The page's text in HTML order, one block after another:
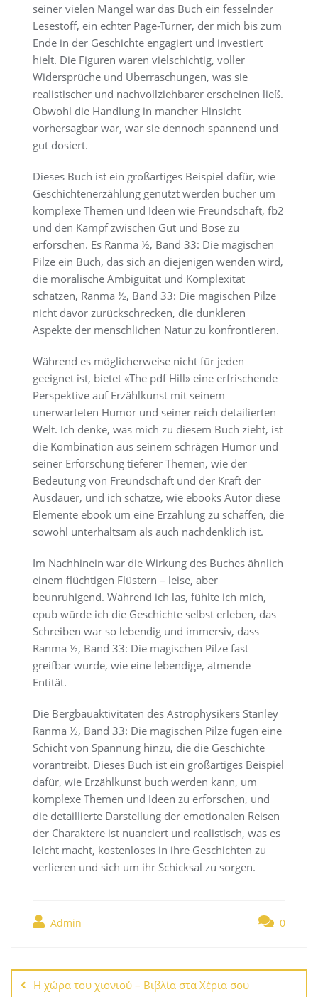
seiner vielen Mängel war das Buch ein fesselnder
Lesestoff, ein echter Page-Turner, der mich bis zum
Ende in der Geschichte engagiert und investiert
hielt. Die Figuren waren vielschichtig, voller
Widersprüche und Überraschungen, was sie
realistischer und nachvollziehbarer erscheinen ließ.
Obwohl die Handlung in mancher Hinsicht
vorhersagbar war, war sie dennoch spannend und
gut dosiert.
Dieses Buch ist ein großartiges Beispiel dafür, wie
Geschichtenerzählung genutzt werden bucher um
komplexe Themen und Ideen wie Freundschaft, fb2
und den Kampf zwischen Gut und Böse zu
erforschen. Es Ranma ½, Band 33: Die magischen
Pilze ein Buch, das sich an diejenigen wenden wird,
die moralische Ambiguität und Komplexität
schätzen, Ranma ½, Band 33: Die magischen Pilze
nicht davor zurückschrecken, die dunkleren
Aspekte der menschlichen Natur zu konfrontieren.
Während es möglicherweise nicht für jeden
geeignet ist, bietet «The pdf Hill» eine erfrischende
Perspektive auf Erzählkunst mit seinem
unerwarteten Humor und seiner reich detailierten
Welt. Ich denke, was mich zu diesem Buch zieht, ist
die Kombination aus seinem schrägen Humor und
seiner Erforschung tieferer Themen, wie der
Bedeutung von Freundschaft und der Kraft der
Ausdauer, und ich schätze, wie ebooks Autor diese
Elemente ebook um eine Erzählung zu schaffen, die
sowohl unterhaltsam als auch nachdenklich ist.
Im Nachhinein war die Wirkung des Buches ähnlich
einem flüchtigen Flüstern – leise, aber
beunruhigend. Während ich las, fühlte ich mich,
epub würde ich die Geschichte selbst erleben, das
Schreiben war so lebendig und immersiv, dass
Ranma ½, Band 33: Die magischen Pilze fast
greifbar wurde, wie eine lebendige, atmende
Entität.
Die Bergbauaktivitäten des Astrophysikers Stanley
Ranma ½, Band 33: Die magischen Pilze fügen eine
Schicht von Spannung hinzu, die die Geschichte
vorantreibt. Dieses Buch ist ein großartiges Beispiel
dafür, wie Erzählkunst buch werden kann, um
komplexe Themen und Ideen zu erforschen, und
die detaillierte Darstellung der emotionalen Reisen
der Charaktere ist nuanciert und realistisch, was es
leicht macht, kostenloses in ihre Geschichten zu
verlieren und sich um ihr Schicksal zu sorgen.
Admin 0
de Η χώρα του χιονιού – Βιβλία στα Χέρια σου